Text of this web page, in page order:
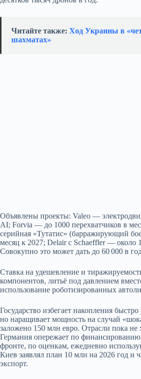
Читайте также: Ход Украины в
шахматах»
Объявлены проекты: Valeo —
AI; Forvia — до 1000 перехватчиков в
серийная «Тутатис» (барражирующий
месяц к 2027; Delair с Schaeffler — около
Совокупно это может дать до 60 000 в
Ставка на удешевление и
компонентов, литьё под давлением
использование роботизированных
Государство избегает накопления
но наращивает мощность на случай
заложено 150 млн евро. Отрасли пока не
Германия опережает по
фронте, по оценкам, ежедневно
Киев заявлял план 10 млн на 2026 год и
экспорт.